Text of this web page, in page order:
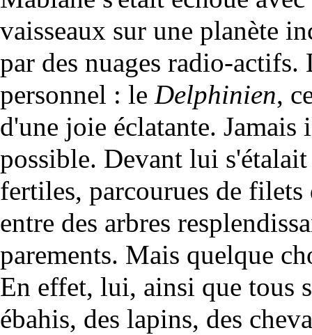
vaisseaux sur une planète
par des nuages radio-
personnel : le Delphinien,
d'une joie éclatante.
possible. Devant lui
fertiles, parcourues de filets
entre des arbres
parements. Mais quelque
En effet, lui, ainsi que tous
ébahis, des lapins, des